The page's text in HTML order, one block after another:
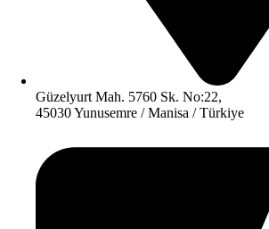
Güzelyurt Mah. 5760 Sk. No:22,
45030 Yunusemre / Manisa / Türkiye